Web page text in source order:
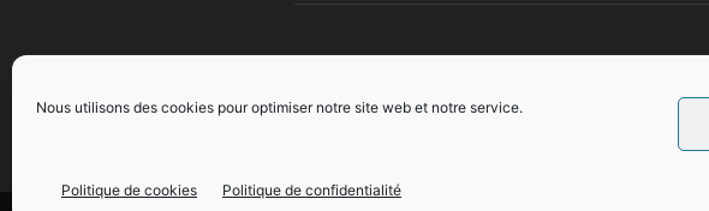
Nous utilisons des cookies pour optimiser notre site web et notre service.
Politique de cookies Politique de confidentialité